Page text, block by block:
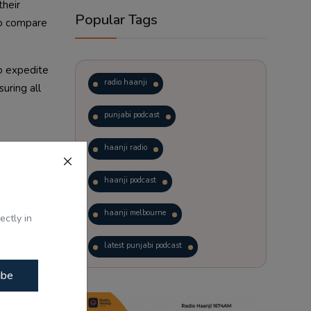
in
compare
expedite
all
ਦਾ
Popular Tags
radio haanji
punjabi podcast
haanji radio
haanji podcast
haanji melbourne
latest punjabi podcast